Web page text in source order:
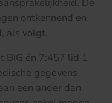
ontkennend en
als volgt.
BIG én 7:457 lid 1
gegevens
een ander dan